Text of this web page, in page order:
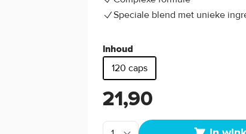
Speciale blend met unieke
Inhoud
120 caps
21,90